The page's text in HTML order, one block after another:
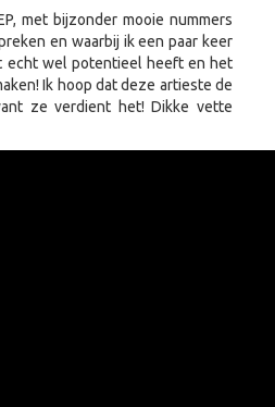
met bijzonder mooie nummers
en waarbij ik een paar keer
echt wel potentieel heeft en het
Ik hoop dat deze artieste de
ze verdient het! Dikke vette